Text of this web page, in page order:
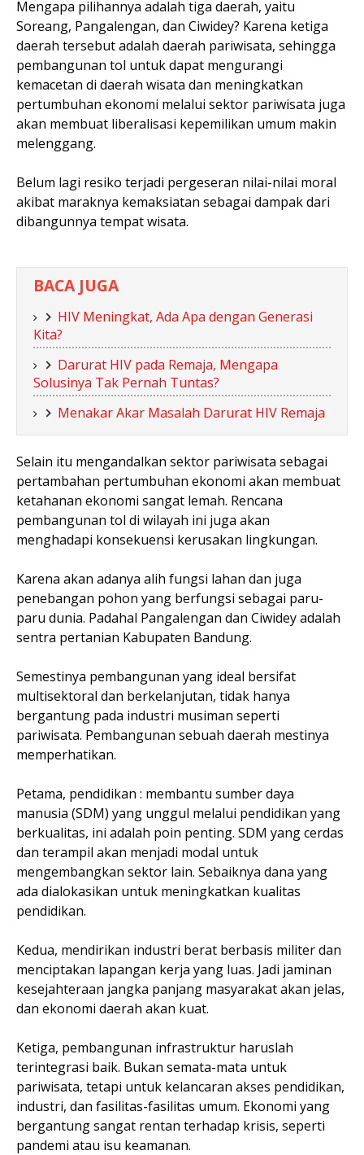
Mengapa pilihannya adalah tiga daerah, yaitu
Soreang, Pangalengan, dan Ciwidey? Karena ketiga
daerah tersebut adalah daerah pariwisata, sehingga
pembangunan tol untuk dapat mengurangi
kemacetan di daerah wisata dan meningkatkan
pertumbuhan ekonomi melalui sektor pariwisata juga
akan membuat liberalisasi kepemilikan umum makin
melenggang.
Belum lagi resiko terjadi pergeseran nilai-nilai moral
akibat maraknya kemaksiatan sebagai dampak dari
dibangunnya tempat wisata.
BACA JUGA
HIV Meningkat, Ada Apa dengan Generasi
Kita?
Darurat HIV pada Remaja, Mengapa
Solusinya Tak Pernah Tuntas?
Menakar Akar Masalah Darurat HIV Remaja
Selain itu mengandalkan sektor pariwisata sebagai
pertambahan pertumbuhan ekonomi akan membuat
ketahanan ekonomi sangat lemah. Rencana
pembangunan tol di wilayah ini juga akan
menghadapi konsekuensi kerusakan lingkungan.
Karena akan adanya alih fungsi lahan dan juga
penebangan pohon yang berfungsi sebagai paru-
paru dunia. Padahal Pangalengan dan Ciwidey adalah
sentra pertanian Kabupaten Bandung.
Semestinya pembangunan yang ideal bersifat
multisektoral dan berkelanjutan, tidak hanya
bergantung pada industri musiman seperti
pariwisata. Pembangunan sebuah daerah mestinya
memperhatikan.
Petama, pendidikan : membantu sumber daya
manusia (SDM) yang unggul melalui pendidikan yang
berkualitas, ini adalah poin penting. SDM yang cerdas
dan terampil akan menjadi modal untuk
mengembangkan sektor lain. Sebaiknya dana yang
ada dialokasikan untuk meningkatkan kualitas
pendidikan.
Kedua, mendirikan industri berat berbasis militer dan
menciptakan lapangan kerja yang luas. Jadi jaminan
kesejahteraan jangka panjang masyarakat akan jelas,
dan ekonomi daerah akan kuat.
Ketiga, pembangunan infrastruktur haruslah
terintegrasi baik. Bukan semata-mata untuk
pariwisata, tetapi untuk kelancaran akses pendidikan,
industri, dan fasilitas-fasilitas umum. Ekonomi yang
bergantung sangat rentan terhadap krisis, seperti
pandemi atau isu keamanan.